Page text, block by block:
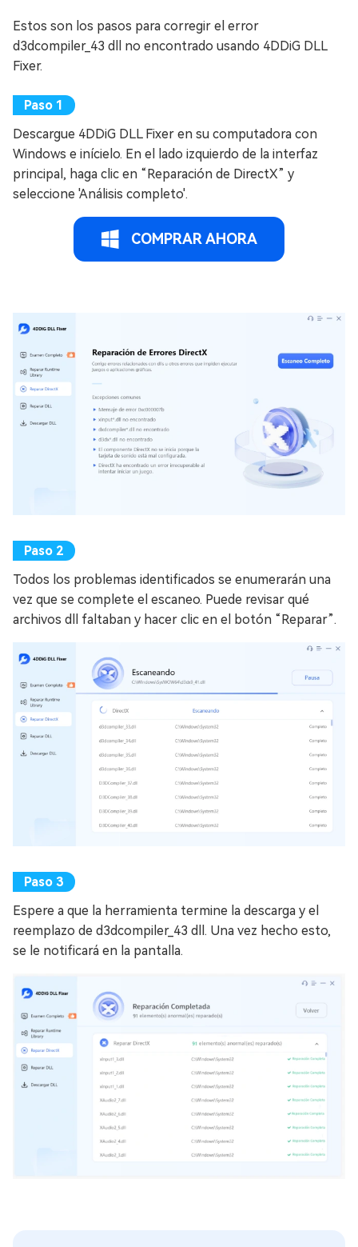
Estos son los pasos para corregir el error
d3dcompiler_43 dll no encontrado usando 4DDiG DLL
Fixer.
Descargue 4DDiG DLL Fixer en su computadora con
Windows e inícielo. En el lado izquierdo de la interfaz
principal, haga clic en “Reparación de DirectX” y
seleccione 'Análisis completo'.
COMPRAR AHORA
Todos los problemas identificados se enumerarán una
vez que se complete el escaneo. Puede revisar qué
archivos dll faltaban y hacer clic en el botón “Reparar”.
Espere a que la herramienta termine la descarga y el
reemplazo de d3dcompiler_43 dll. Una vez hecho esto,
se le notificará en la pantalla.